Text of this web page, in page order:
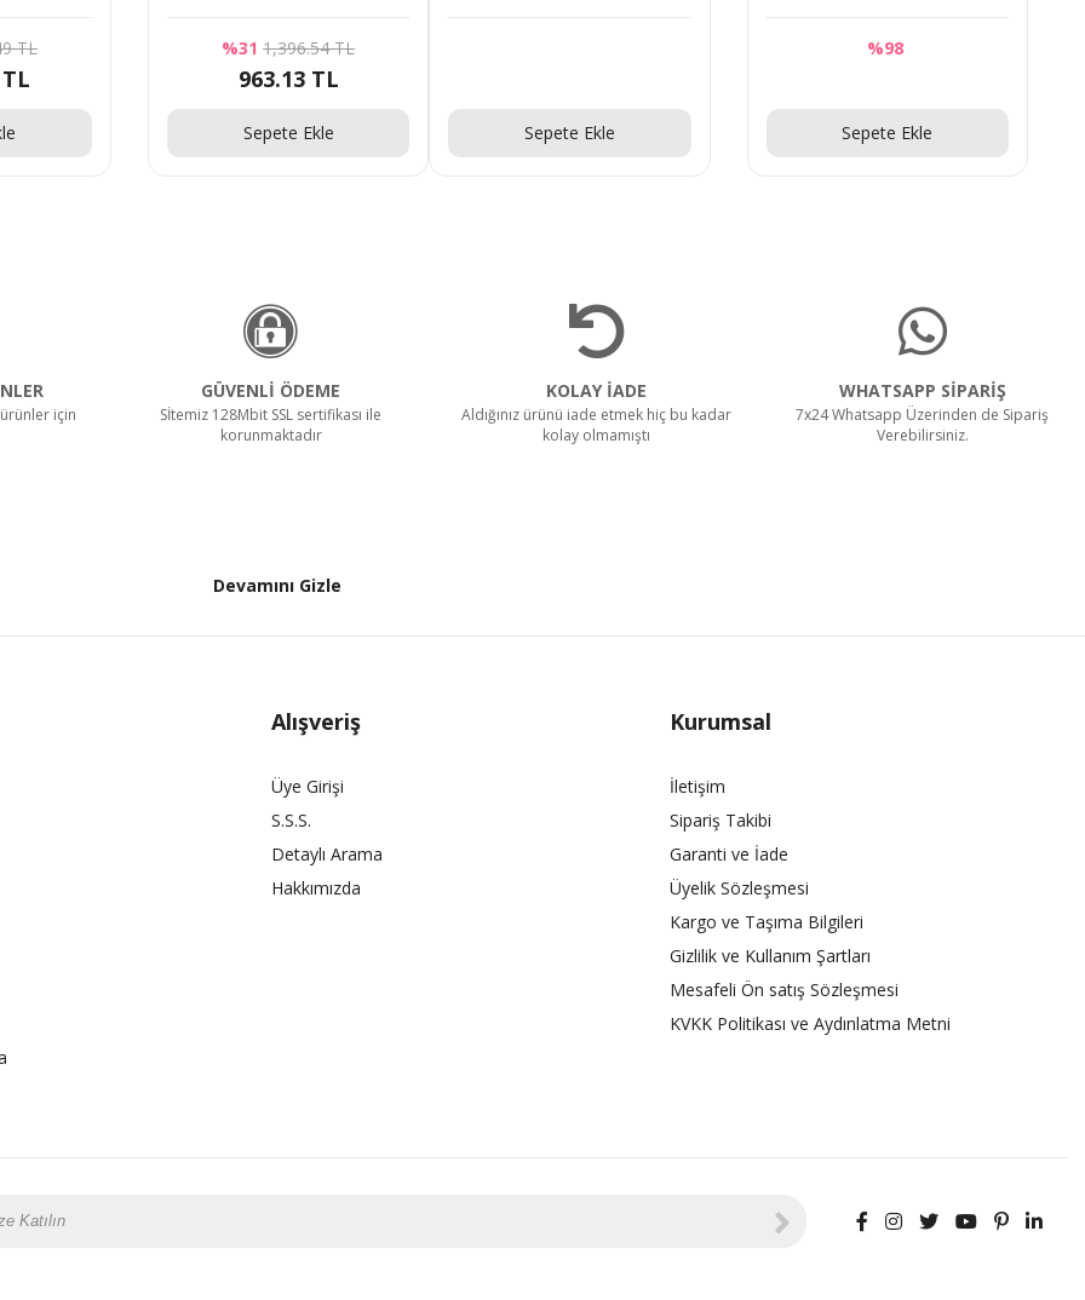
TL %31 1,396.54 TL
963.13 TL
Sepete Ekle Sepete Ekle
%98
Sepete Ekle
için
GÜVENLİ ÖDEME
Sİtemiz 128Mbit SSL sertifikası ile
korunmaktadır
KOLAY İADE
Aldığınız ürünü iade etmek hiç bu kadar
kolay olmamıştı
WHATSAPP SİPARİŞ
7x24 Whatsapp Üzerinden de Sipariş
Verebilirsiniz.
Devamını Gizle
Alışveriş
Üye Girişi
S.S.S.
Detaylı Arama
Hakkımızda
Kurumsal
İletişim
Sipariş Takibi
Garanti ve İade
Üyelik Sözleşmesi
Kargo ve Taşıma Bilgileri
Gizlilik ve Kullanım Şartları
Mesafeli Ön satış Sözleşmesi
KVKK Politikası ve Aydınlatma Metni